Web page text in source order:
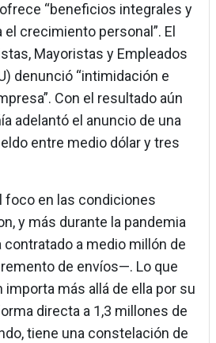
“beneficios integrales y
crecimiento personal”. El
Mayoristas y Empleados
denunció “intimidación e
Con el resultado aún
adelantó el anuncio de una
entre medio dólar y tres
foco en las condiciones
y más durante la pandemia
a medio millón de
de envíos—. Lo que
más allá de ella por su
directa a 1,3 millones de
tiene una constelación de